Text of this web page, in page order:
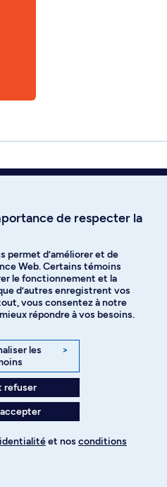
en ligne
de respecter la
permet d’améliorer et de
Web. Certains témoins
le fonctionnement et la
d’autres enregistrent vos
vous consentez à notre
répondre à vos besoins.
les
>
refuser
et nos conditions